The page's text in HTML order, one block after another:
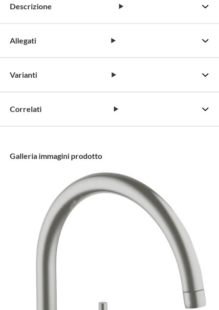
Descrizione
Allegati
Varianti
Correlati
Galleria immagini prodotto